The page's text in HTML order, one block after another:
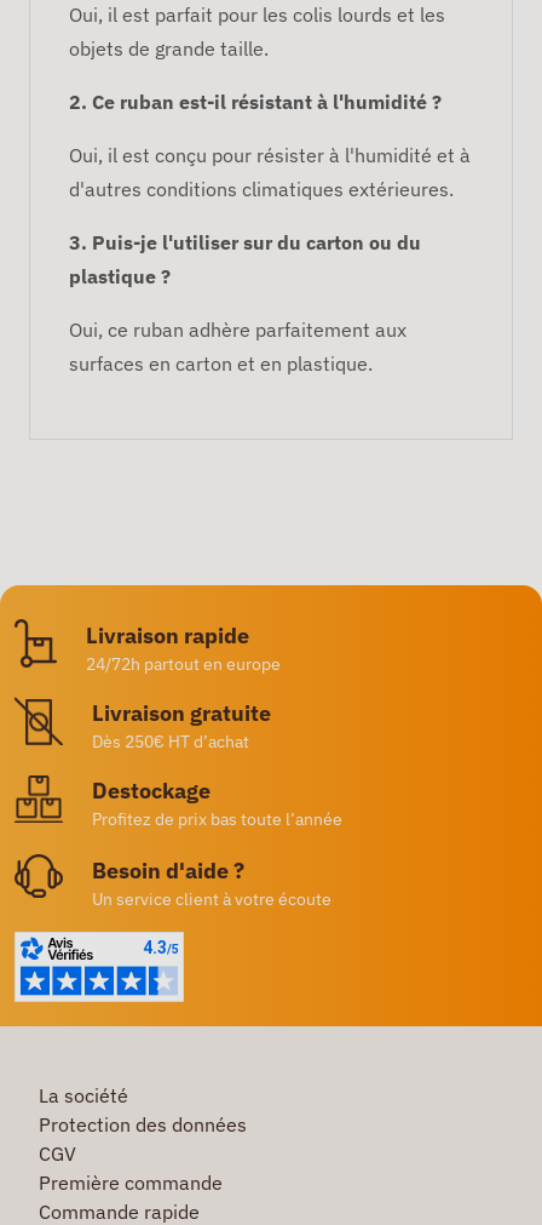
Oui, il est parfait pour les colis lourds et les
objets de grande taille.
2. Ce ruban est-il résistant à l'humidité ?
Oui, il est conçu pour résister à l'humidité et à
d'autres conditions climatiques extérieures.
3. Puis-je l'utiliser sur du carton ou du
plastique ?
Oui, ce ruban adhère parfaitement aux
surfaces en carton et en plastique.
Livraison rapide
24/72h partout en europe
Livraison gratuite
Dès 250€ HT d’achat
Destockage
Profitez de prix bas toute l’année
Besoin d'aide ?
Un service client à votre écoute
La société
Protection des données
CGV
Première commande
Commande rapide